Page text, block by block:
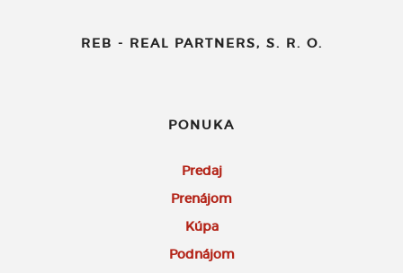
REB - REAL PARTNERS, S. R. O.
PONUKA
Predaj
Prenájom
Kúpa
Podnájom